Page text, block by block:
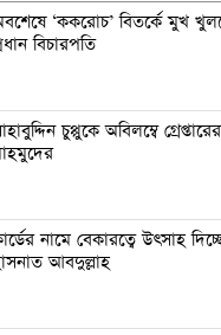
‘ককরোচ’ বিতর্কে মুখ
বিচারপতি
চুপ্পুকে অবিলম্বে
নামে বেকারত্বে উৎসাহ
আবদুল্লাহ